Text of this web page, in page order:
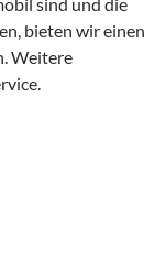
bieten wir einen
Weitere